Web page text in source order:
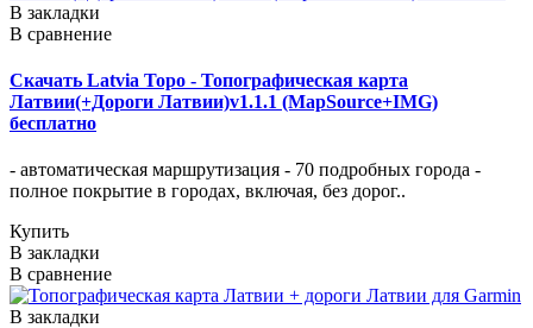
В закладки
В сравнение
Скачать Latvia Topo - Топографическая карта
Латвии(+Дороги Латвии)v1.1.1 (MapSource+IMG)
бесплатно
- автоматическая маршрутизация - 70 подробных города -
полное покрытие в городах, включая, без дорог..
Купить
В закладки
В сравнение
В закладки